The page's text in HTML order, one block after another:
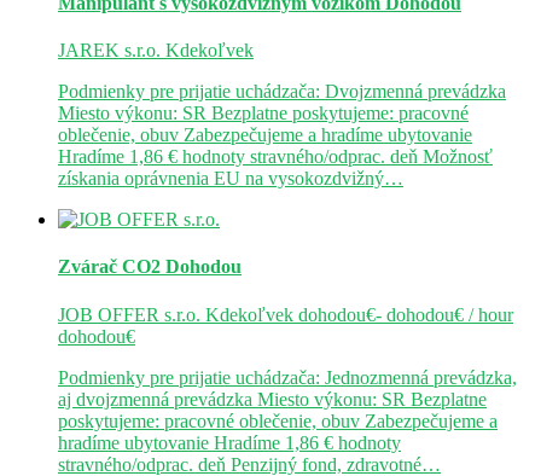
JAREK s.r.o. Kdekoľvek
Podmienky pre prijatie uchádzača: Dvojzmenná prevádzka
Miesto výkonu: SR Bezplatne poskytujeme: pracovné
oblečenie, obuv Zabezpečujeme a hradíme ubytovanie
Hradíme 1,86 € hodnoty stravného/odprac. deň Možnosť
získania oprávnenia EU na vysokozdvižný…
Zvárač CO2 Dohodou
JOB OFFER s.r.o. Kdekoľvek dohodou€- dohodou€ / hour
dohodou€
Podmienky pre prijatie uchádzača: Jednozmenná prevádzka,
aj dvojzmenná prevádzka Miesto výkonu: SR Bezplatne
poskytujeme: pracovné oblečenie, obuv Zabezpečujeme a
hradíme ubytovanie Hradíme 1,86 € hodnoty
stravného/odprac. deň Penzijný fond, zdravotné…